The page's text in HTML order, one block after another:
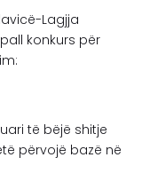
Lagjja
konkurs për
të bëjë shitje
përvojë bazë në